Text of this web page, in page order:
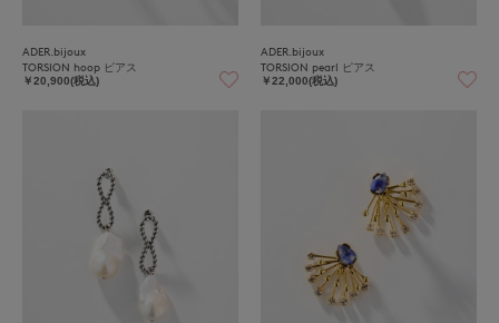
ADER.bijoux
TORSION hoop ピアス
￥20,900(税込)
ADER.bijoux
TORSION pearl ピアス
￥22,000(税込)